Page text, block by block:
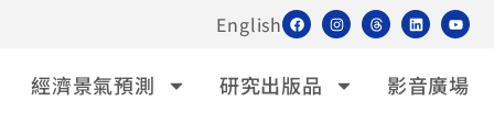
English
經濟景氣預測 研究出版品 影音廣場